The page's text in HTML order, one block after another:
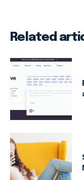
Related